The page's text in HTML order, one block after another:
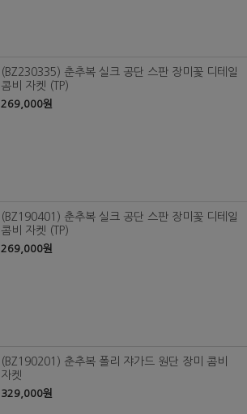
(BZ230335) 춘추복 실크 공단 스판 장미꽃 디테일
콤비 자켓 (TP)
269,000원
(BZ190401) 춘추복 실크 공단 스판 장미꽃 디테일
콤비 자켓 (TP)
269,000원
(BZ190201) 춘추복 폴리 쟈가드 원단 장미 콤비
자켓
329,000원